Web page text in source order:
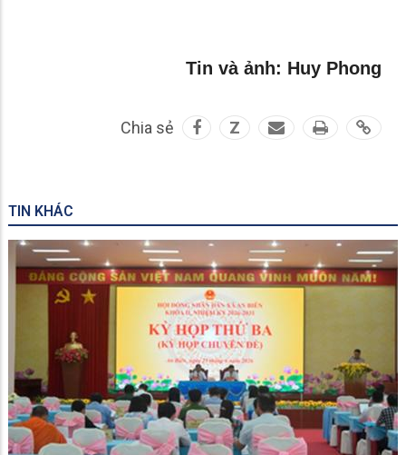
Tin và ảnh: Huy Phong
Chia sẻ Z
TIN KHÁC